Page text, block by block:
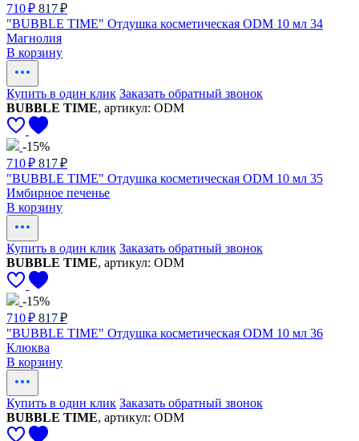
710 ₽ 817 ₽
"BUBBLE TIME" Отдушка косметическая ODM 10 мл 34
Магнолия
В корзину
Купить в один клик Заказать обратный звонок
BUBBLE TIME, артикул: ODM
-15%
710 ₽ 817 ₽
"BUBBLE TIME" Отдушка косметическая ODM 10 мл 35
Имбирное печенье
В корзину
Купить в один клик Заказать обратный звонок
BUBBLE TIME, артикул: ODM
-15%
710 ₽ 817 ₽
"BUBBLE TIME" Отдушка косметическая ODM 10 мл 36
Клюква
В корзину
Купить в один клик Заказать обратный звонок
BUBBLE TIME, артикул: ODM